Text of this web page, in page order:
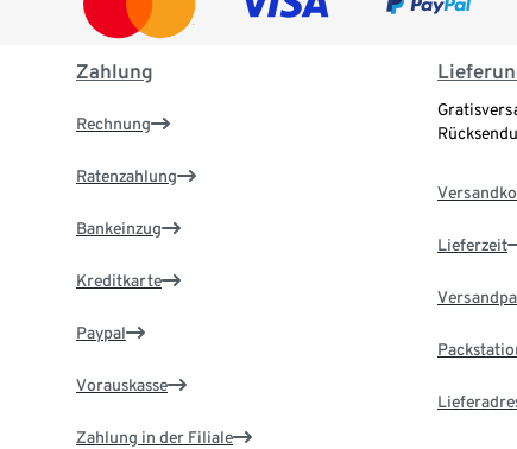
Zahlung
Rechnung
Ratenzahlung
Bankeinzug
Kreditkarte
Paypal
Vorauskasse
Zahlung in der Filiale
Lieferzeit